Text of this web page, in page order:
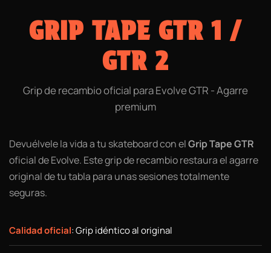
GRIP TAPE GTR 1 /
GTR 2
Grip de recambio oficial para Evolve GTR - Agarre
premium
Devuélvele la vida a tu skateboard con elGrip Tape GTR
oficial de Evolve. Este grip de recambio restaura el agarre
original de tu tabla para unas sesiones totalmente
seguras.
Calidad oficial: Grip idéntico al original